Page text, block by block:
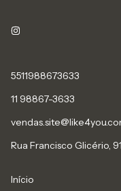
5511988673633
11 98867-3633
Rua Francisco Glicério,
Início